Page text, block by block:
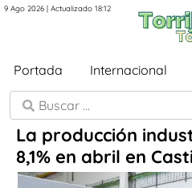
9 Ago 2026 | Actualizado 18:12
Portada Internacional
La producción
8,1% en abril en